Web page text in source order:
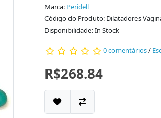
Marca: Peridell
Código do Produto: Dilatadores
Disponibilidade: In Stock
0 comentários/
R$268.84